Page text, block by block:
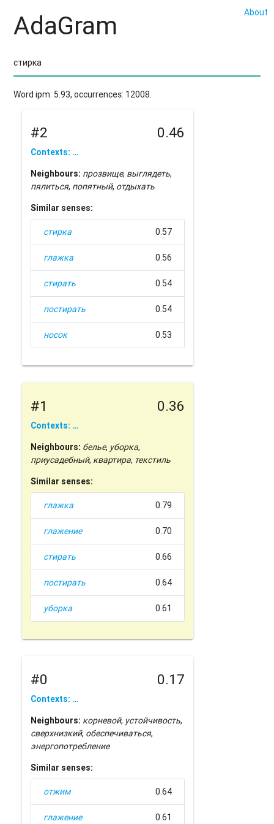
About
AdaGram
Word ipm: 5.93, occurrences: 12008.
#2 0.46
Contexts: …
Neighbours: прозвище, выглядеть,
пялиться, попятный, отдыхать
Similar senses:
стирка 0.57
глажка 0.56
стирать 0.54
постирать 0.54
носок 0.53
#1 0.36
Contexts: …
Neighbours: белье, уборка,
приусадебный, квартира, текстиль
Similar senses:
глажка 0.79
глажение 0.70
стирать 0.66
постирать 0.64
уборка 0.61
#0 0.17
Contexts: …
Neighbours: корневой, устойчивость,
сверхнизкий, обеспечиваться,
энергопотребление
Similar senses:
отжим 0.64
глажение 0.61